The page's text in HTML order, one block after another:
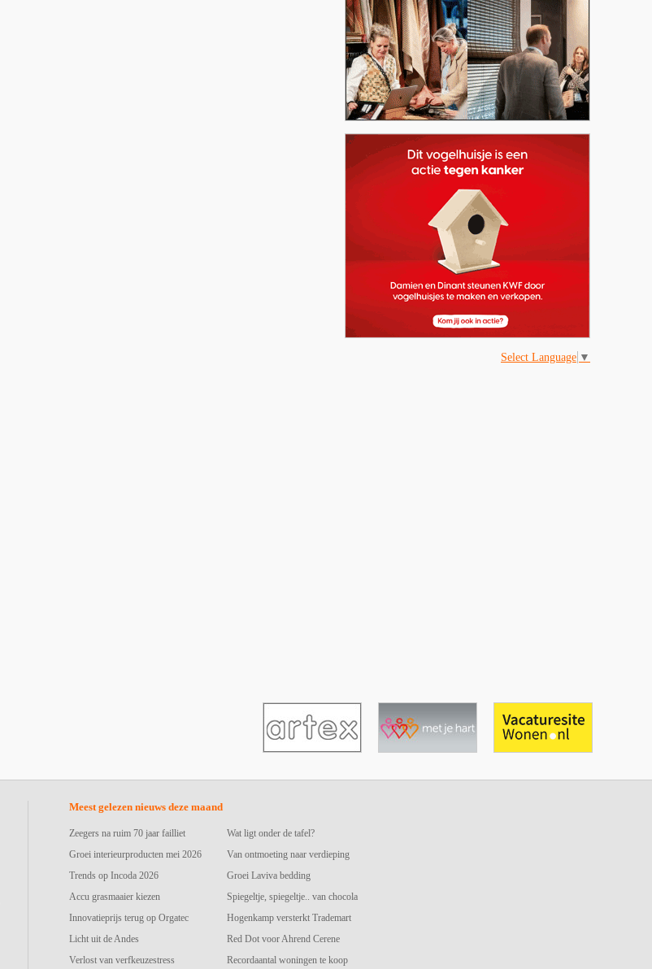
Select Language ▼
Meest gelezen nieuws deze maand
Zeegers na ruim 70 jaar failliet
Groei interieurproducten mei 2026
Trends op Incoda 2026
Accu grasmaaier kiezen
Innovatieprijs terug op Orgatec
Licht uit de Andes
Verlost van verfkeuzestress
Wat ligt onder de tafel?
Van ontmoeting naar verdieping
Groei Laviva bedding
Spiegeltje, spiegeltje.. van chocola
Hogenkamp versterkt Trademart
Red Dot voor Ahrend Cerene
Recordaantal woningen te koop